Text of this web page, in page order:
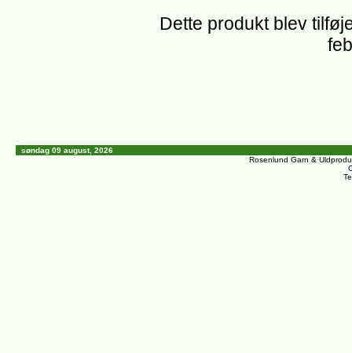
Dette produkt blev
søndag 09 august, 2026
Rosenlund Garn &